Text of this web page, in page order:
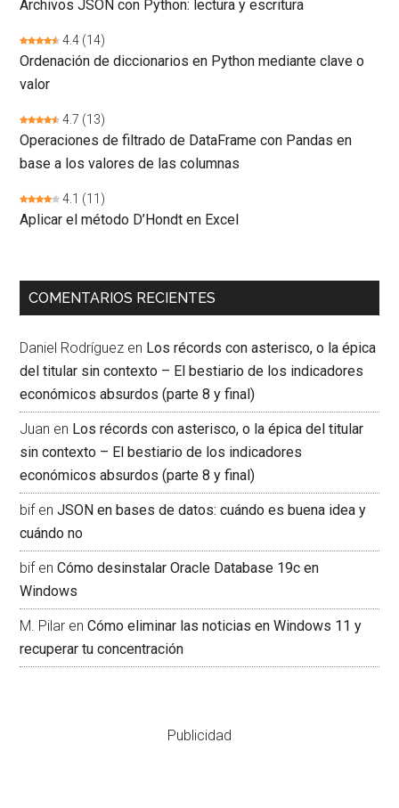
Archivos JSON con Python: lectura y escritura
4.4 (14)
Ordenación de diccionarios en Python mediante clave o
valor
4.7 (13)
Operaciones de filtrado de DataFrame con Pandas en
base a los valores de las columnas
4.1 (11)
Aplicar el método D’Hondt en Excel
COMENTARIOS RECIENTES
Daniel Rodríguez en Los récords con asterisco, o la épica
del titular sin contexto – El bestiario de los indicadores
económicos absurdos (parte 8 y final)
Juan en Los récords con asterisco, o la épica del titular
sin contexto – El bestiario de los indicadores
económicos absurdos (parte 8 y final)
bifenJSON en bases de datos: cuándo es buena idea y
cuándo no
bifenCómo desinstalar Oracle Database 19c en
Windows
M. Pilar enCómo eliminar las noticias en Windows 11 y
recuperar tu concentración
Publicidad